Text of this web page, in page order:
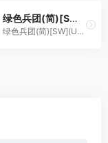
绿色兵团(简)[SW](US)[ACT](1Mb)
绿色兵团(简)[SW](US)[ACT](1Mb)